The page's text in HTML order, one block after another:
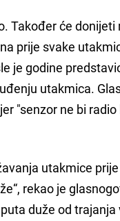
Također će donijeti
prije svake
je godine
utakmica.
"senzor ne bi
utakmice
rekao je
duže od